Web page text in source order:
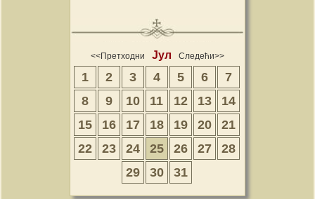
<<Претходни Јул Следећи>>
1 2 3 4 5 6
7
8
9 10 11 12 13
14
15
16 17 18 19 20
21
22
23 24 25 26 27
28
29
30 31